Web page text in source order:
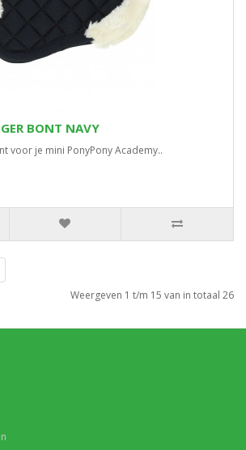
BONT NAVY
voor je mini PonyPony Academy..
Weergeven 1 t/m 15 van in totaal 26